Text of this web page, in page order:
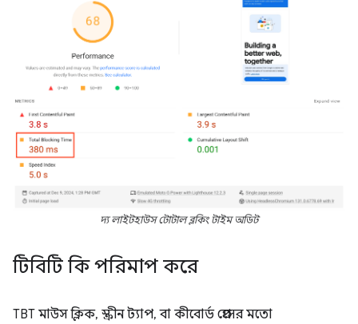
দ্য লাইটহাউস টোটাল ব্লকিং টাইম অডিট
টিবিটি কি পরিমাপ করে
TBT মাউস ক্লিক, স্ক্রীন ট্যাপ, বা কীবোর্ড প্রেসের মতো